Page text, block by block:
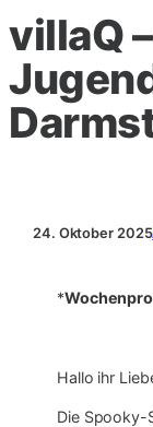
villaQ
24. Oktober 2025
*
Hallo ihr
Die Spooky-